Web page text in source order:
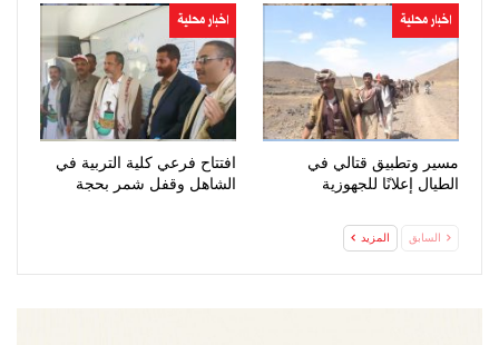
اخبار محلية
مسير وتطبيق قتالي في
الطيال إعلانًا للجهوزية
اخبار محلية
افتتاح فرعي كلية التربية في
الشاهل وقفل شمر بحجة
السابق المزيد